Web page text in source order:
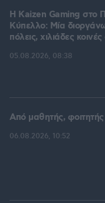
H Kaizen Gaming στο
Kύπελλο: Μία
πόλεις, χιλιάδες
05.08.2026, 08:38
Από μαθητής,
06.08.2026, 10:52